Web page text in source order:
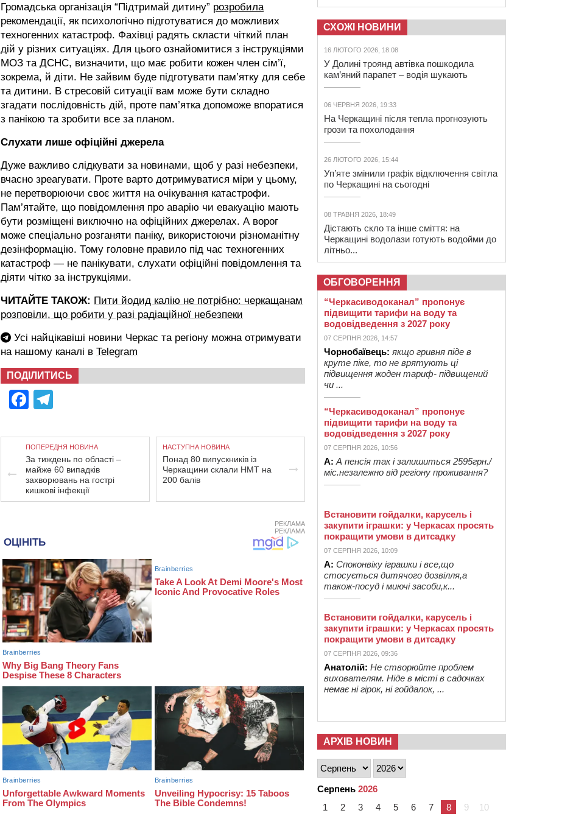
Громадська організація “Підтримай дитину” розробила
рекомендації, як психологічно підготуватися до можливих
техногенних катастроф. Фахівці радять скласти чіткий план
дій у різних ситуаціях. Для цього ознайомитися з інструкціями
МОЗ та ДСНС, визначити, що має робити кожен член сім’ї,
зокрема, й діти. Не зайвим буде підготувати пам’ятку для себе
та дитини. В стресовій ситуації вам може бути складно
згадати послідовність дій, проте пам’ятка допоможе впоратися
з панікою та зробити все за планом.
Слухати лише офіційні джерела
Дуже важливо слідкувати за новинами, щоб у разі небезпеки,
вчасно зреагувати. Проте варто дотримуватися міри у цьому,
не перетворюючи своє життя на очікування катастрофи.
Пам’ятайте, що повідомлення про аварію чи евакуацію мають
бути розміщені виключно на офіційних джерелах. А ворог
може спеціально розганяти паніку, використоючи різноманітну
дезінформацію. Тому головне правило під час техногенних
катастроф — не панікувати, слухати офіційні повідомлення та
діяти чітко за інструкціями.
ЧИТАЙТЕ ТАКОЖ: Пити йодид калію не потрібно: черкащанам
розповіли, що робити у разі радіаційної небезпеки
Усі найцікавіші новини Черкас та регіону можна отримувати
на нашому каналі в Telegram
ПОДІЛИТИСЬ
Facebook
ПОПЕРЕДНЯ НОВИНА
За тиждень по області –
майже 60 випадків
захворювань на гострі
кишкові інфекції
НАСТУПНА НОВИНА
Понад 80 випускників із
Черкащини склали НМТ на
200 балів
РЕКЛАМА
РЕКЛАМА
СХОЖІ НОВИНИ
16 ЛЮТОГО 2026, 18:08
У Долині троянд автівка пошкодила
кам’яний парапет – водія шукають
06 ЧЕРВНЯ 2026, 19:33
На Черкащині після тепла прогнозують
грози та похолодання
26 ЛЮТОГО 2026, 15:44
Уп’яте змінили графік відключення світла
по Черкащині на сьогодні
08 ТРАВНЯ 2026, 18:49
Дістають скло та інше сміття: на
Черкащині водолази готують водойми до
літньо...
ОБГОВОРЕННЯ
“Черкасиводоканал” пропонує
підвищити тарифи на воду та
водовідведення з 2027 року
07 СЕРПНЯ 2026, 14:57
Чорнобаївець: якщо гривня піде в
круте піке, то не врятують ці
підвищення жоден тариф- підвищений
чи ...
“Черкасиводоканал” пропонує
підвищити тарифи на воду та
водовідведення з 2027 року
07 СЕРПНЯ 2026, 10:56
А: А пенсія так і залишиться 2595грн./
міс.незалежно від регіону проживання?
Встановити гойдалки, карусель і
закупити іграшки: у Черкасах просять
покращити умови в дитсадку
07 СЕРПНЯ 2026, 10:09
А: Споконвіку іграшки і все,що
стосується дитячого дозвілля,а
також-посуд і миючі засоби,к...
Встановити гойдалки, карусель і
закупити іграшки: у Черкасах просять
покращити умови в дитсадку
07 СЕРПНЯ 2026, 09:36
Анатолій: Не створюйте проблем
вихователям. Ніде в місті в садочках
немає ні гірок, ні гойдалок, ...
АРХІВ НОВИН
Серпень 2026
1
2 3 4 5 6 7 8 9 10